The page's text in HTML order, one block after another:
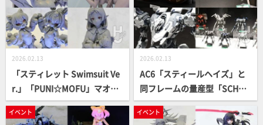
るの3人もフィギュア化！コ
トブキヤ最新フィギュアレポ
ート③【コトブキヤコレクシ
ョン2026】
リリスなど、コトブキヤ最新
フィギュアレポート②【コト
ブキヤコレクション2026】
2026.02.13
「スティレット Swimsuit Ve
r.」「PUNI☆MOFU」マオ、
トゥのフィギュアが初展示！
PSO2es「光舞のジェネ[スタ
2026.02.13
AC6「スティールヘイズ」と
同フレームの量産型「SCHNE
IDER NACHTREIHER/40E 近接
突撃型」のサンプルが初展
イベント イベント